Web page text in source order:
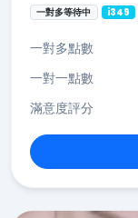
一對多等待中 i349
一對多點數
一對一點數
滿意度評分